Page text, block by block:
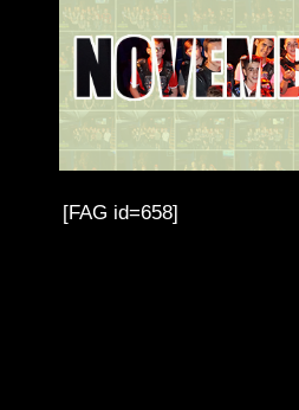
[FAG id=658]